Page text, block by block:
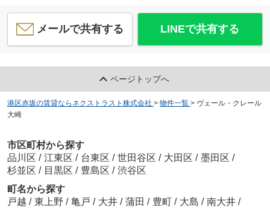
メールで共有する LINEで共有する
ページトップへ
港区赤坂の賃貸ならネクストラスト株式会社 > 物件一覧 > ヴェール・クレール
大崎
市区町村から探す
品川区 / 江東区 / 台東区 / 世田谷区 / 大田区 / 墨田区 /
杉並区 / 目黒区 / 豊島区 / 渋谷区
町名から探す
戸越 / 東上野 / 亀戸 / 大井 / 蒲田 / 豊町 / 大島 / 南大井 /